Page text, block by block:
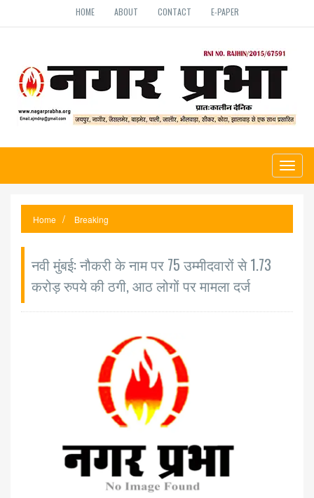
HOME ABOUT CONTACT E-PAPER
Home Breaking
नवी मुंबई: नौकरी के नाम पर 75 उम्मीदवारों से 1.73
करोड़ रुपये की ठगी, आठ लोगों पर मामला दर्ज